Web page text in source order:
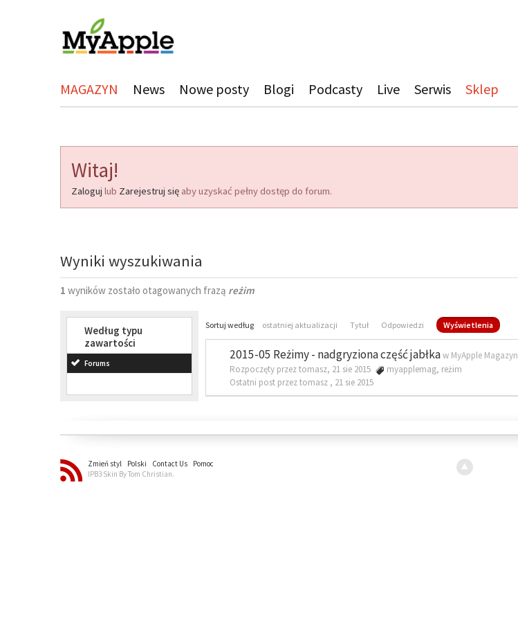
MAGAZYN News Nowe posty Blogi Podcasty Live Serwis Sklep
Witaj!
Zaloguj lub Zarejestruj się aby uzyskać pełny dostęp do forum.
Wyniki wyszukiwania
1 wyników zostało otagowanych frazą reżim
Według typu
zawartości
Forums
Sortuj według ostatniej aktualizacji Tytuł Odpowiedzi Wyświetlenia
2015-05 Reżimy - nadgryziona część jabłkaw MyApple Magazyn
Rozpoczęty przez tomasz, 21 sie 2015
myapplemag, reżim
Ostatni post przez tomasz , 21 sie 2015
Zmień styl Polski Contact Us
Pomoc
IPB3 Skin By Tom Christian.